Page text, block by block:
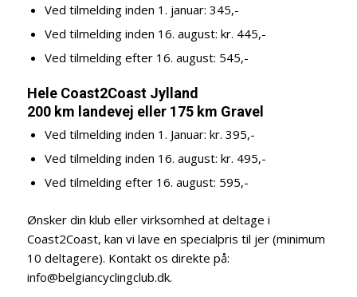
Ved tilmelding inden 1. januar: 345,-
Ved tilmelding inden 16. august: kr. 445,-
Ved tilmelding efter 16. august: 545,-
Hele Coast2Coast Jylland
200 km landevej eller 175 km Gravel
Ved tilmelding inden 1. Januar: kr. 395,-
Ved tilmelding inden 16. august: kr. 495,-
Ved tilmelding efter 16. august: 595,-
Ønsker din klub eller virksomhed at deltage i
Coast2Coast, kan vi lave en specialpris til jer (minimum
10 deltagere). Kontakt os direkte på:
info@belgiancyclingclub.dk.